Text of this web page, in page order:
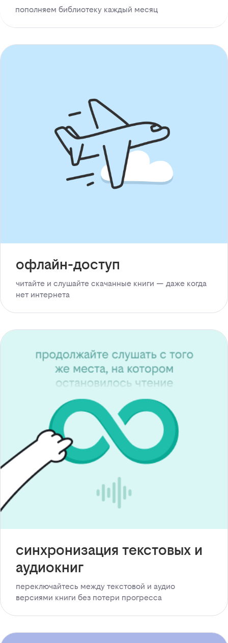
пополняем библиотеку каждый месяц
офлайн-доступ
читайте и слушайте скачанные книги — даже когда
нет интернета
синхронизация текстовых и
аудиокниг
переключайтесь между текстовой и аудио
версиями книги без потери прогресса